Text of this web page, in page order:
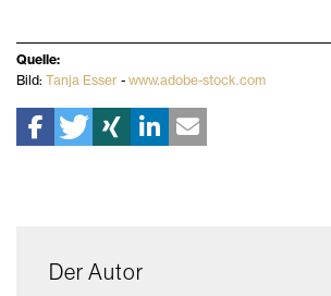
Quelle:
Bild: Tanja Esser - www.adobe-stock.com
Der Autor